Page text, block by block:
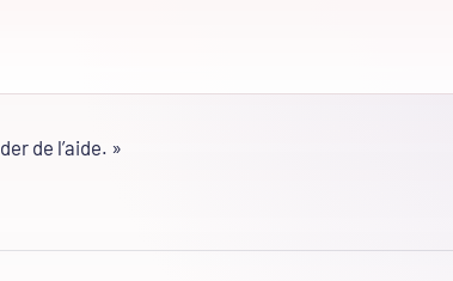
de l’aide. »